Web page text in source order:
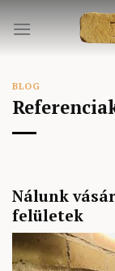
Skip
content
BLOG
Nálunk
felületek